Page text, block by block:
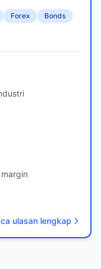
Forex
Bonds
ulasan lengkap